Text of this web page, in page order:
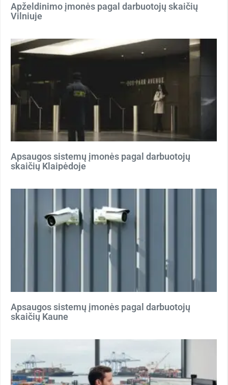
Apželdinimo įmonės pagal darbuotojų skaičių
Vilniuje
Apsaugos sistemų įmonės pagal darbuotojų
skaičių Klaipėdoje
Apsaugos sistemų įmonės pagal darbuotojų
skaičių Kaune